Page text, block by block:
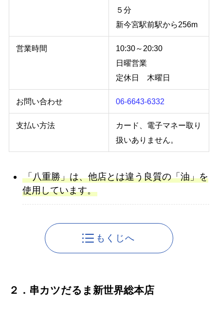
５分
新今宮駅前駅から256m
営業時間
10:30～20:30
日曜営業
定休日 木曜日
お問い合わせ 06-6643-6332
支払い方法
カード、電子マネー取り
扱いありません。
「八重勝」は、他店とは違う良質の「油」を
使用しています。
もくじへ
２．串カツだるま新世界総本店